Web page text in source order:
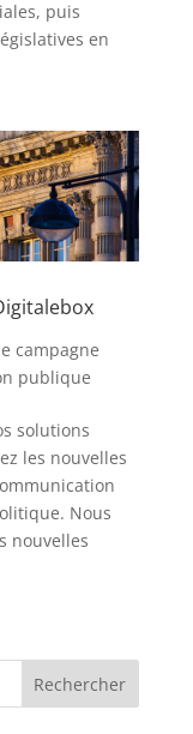
puis
en
campagne
publique
solutions
les nouvelles
Nous
nouvelles
Rechercher